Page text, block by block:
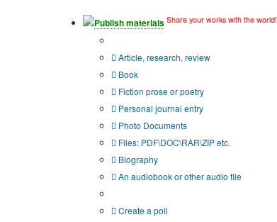
Publish materials Share your works with the world!
Article, research, review
Book
Fiction prose or poetry
Personal journal entry
Photo Documents
Files: PDF\DOC\RAR\ZIP etc.
Biography
An audiobook or other audio file
Create a poll